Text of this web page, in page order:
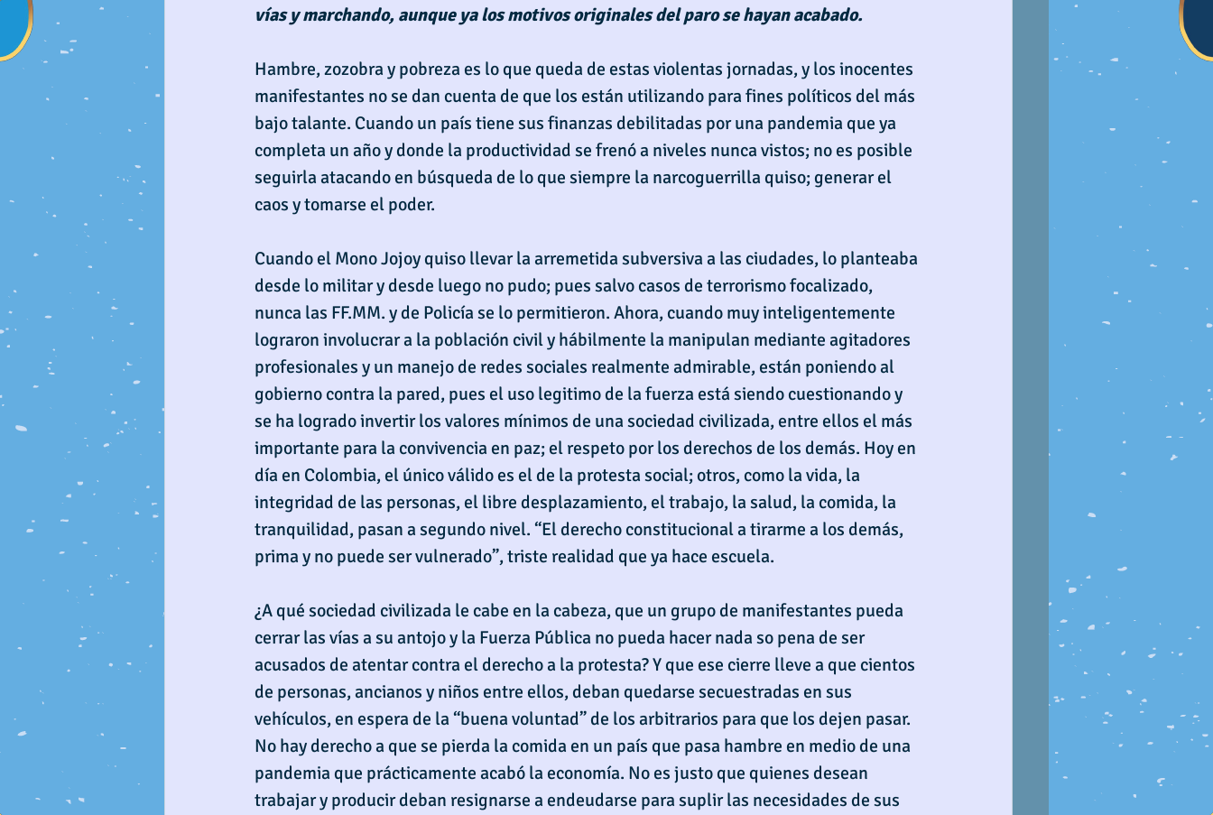
vías y marchando, aunque ya los motivos originales del paro se hayan acabado.
Hambre, zozobra y pobreza es lo que queda de estas violentas jornadas, y los inocentes
manifestantes no se dan cuenta de que los están utilizando para fines políticos del más
bajo talante. Cuando un país tiene sus finanzas debilitadas por una pandemia que ya
completa un año y donde la productividad se frenó a niveles nunca vistos; no es posible
seguirla atacando en búsqueda de lo que siempre la narcoguerrilla quiso; generar el
caos y tomarse el poder.
Cuando el Mono Jojoy quiso llevar la arremetida subversiva a las ciudades, lo planteaba
desde lo militar y desde luego no pudo; pues salvo casos de terrorismo focalizado,
nunca las FF.MM. y de Policía se lo permitieron. Ahora, cuando muy inteligentemente
lograron involucrar a la población civil y hábilmente la manipulan mediante agitadores
profesionales y un manejo de redes sociales realmente admirable, están poniendo al
gobierno contra la pared, pues el uso legitimo de la fuerza está siendo cuestionando y
se ha logrado invertir los valores mínimos de una sociedad civilizada, entre ellos el más
importante para la convivencia en paz; el respeto por los derechos de los demás. Hoy en
día en Colombia, el único válido es el de la protesta social; otros, como la vida, la
integridad de las personas, el libre desplazamiento, el trabajo, la salud, la comida, la
tranquilidad, pasan a segundo nivel. “El derecho constitucional a tirarme a los demás,
prima y no puede ser vulnerado”, triste realidad que ya hace escuela.
¿A qué sociedad civilizada le cabe en la cabeza, que un grupo de manifestantes pueda
cerrar las vías a su antojo y la Fuerza Pública no pueda hacer nada so pena de ser
acusados de atentar contra el derecho a la protesta? Y que ese cierre lleve a que cientos
de personas, ancianos y niños entre ellos, deban quedarse secuestradas en sus
vehículos, en espera de la “buena voluntad” de los arbitrarios para que los dejen pasar.
No hay derecho a que se pierda la comida en un país que pasa hambre en medio de una
pandemia que prácticamente acabó la economía. No es justo que quienes desean
trabajar y producir deban resignarse a endeudarse para suplir las necesidades de sus